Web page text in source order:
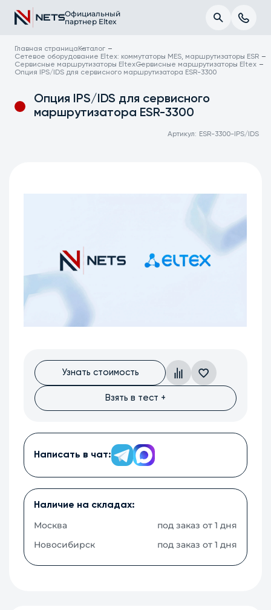
Официальный
партнер Eltex
Главная страница Каталог
Сетевое оборудование Eltex: коммутаторы MES, маршрутизаторы ESR
Сервисные маршрутизаторы EltexСервисные маршрутизаторы Eltex
Опция IPS/IDS для сервисного маршрутизатора ESR-3300
Опция IPS/IDS для сервисного
маршрутизатора ESR-3300
Артикул: ESR-3300-IPS/IDS
Узнать стоимость
Взять в тест +
Написать в чат:
Наличие на складах:
Москва
под заказ от 1 дня
Новосибирск
под заказ от 1 дня